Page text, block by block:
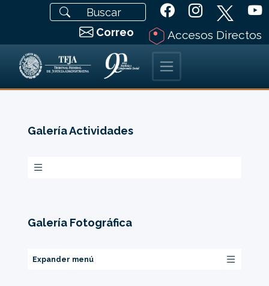
Correo Accesos Directos
Galería Actividades
Galería Fotográfica
Expander menú